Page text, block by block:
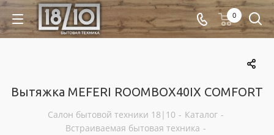
0
Вытяжка MEFERI ROOMBOX40IX COMFORT
Салон бытовой техники 18|10 - Каталог -
Встраиваемая бытовая техника -